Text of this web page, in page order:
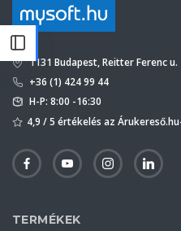
1131 Budapest, Reitter Ferenc u.
+36 (1) 424 99 44
H-P: 8:00 -16:30
4,9 / 5 értékelés az
TERMÉKEK